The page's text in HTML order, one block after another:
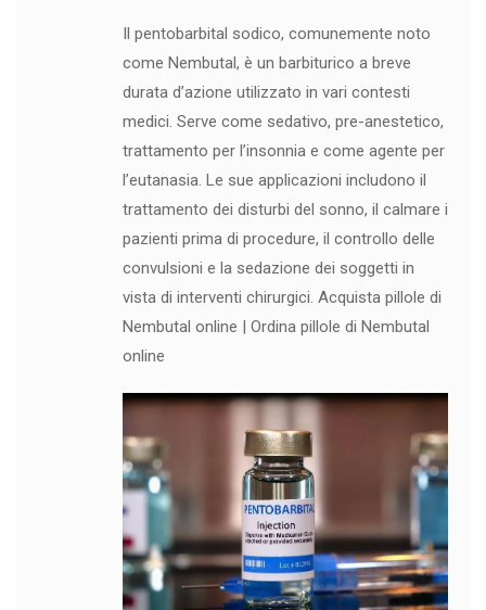
Il pentobarbital sodico, comunemente noto
come Nembutal, è un barbiturico a breve
durata d’azione utilizzato in vari contesti
medici. Serve come sedativo, pre-anestetico,
trattamento per l’insonnia e come agente per
l’eutanasia. Le sue applicazioni includono il
trattamento dei disturbi del sonno, il calmare i
pazienti prima di procedure, il controllo delle
convulsioni e la sedazione dei soggetti in
vista di interventi chirurgici. Acquista pillole di
Nembutal online | Ordina pillole di Nembutal
online